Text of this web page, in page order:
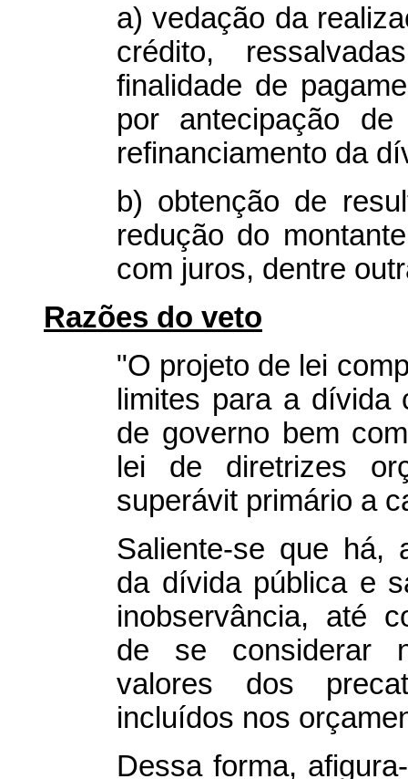
a) vedação da
crédito,
finalidade de
por antecipação
refinanciamento da
b) obtenção de
redução do
com juros, dentre
Razões do veto
"O projeto de lei
limites para a dívida
de governo bem
lei de diretrizes
superávit primário a
Saliente-se que há,
da dívida pública e
inobservância, até
de se considerar
valores dos
incluídos nos
Dessa forma,